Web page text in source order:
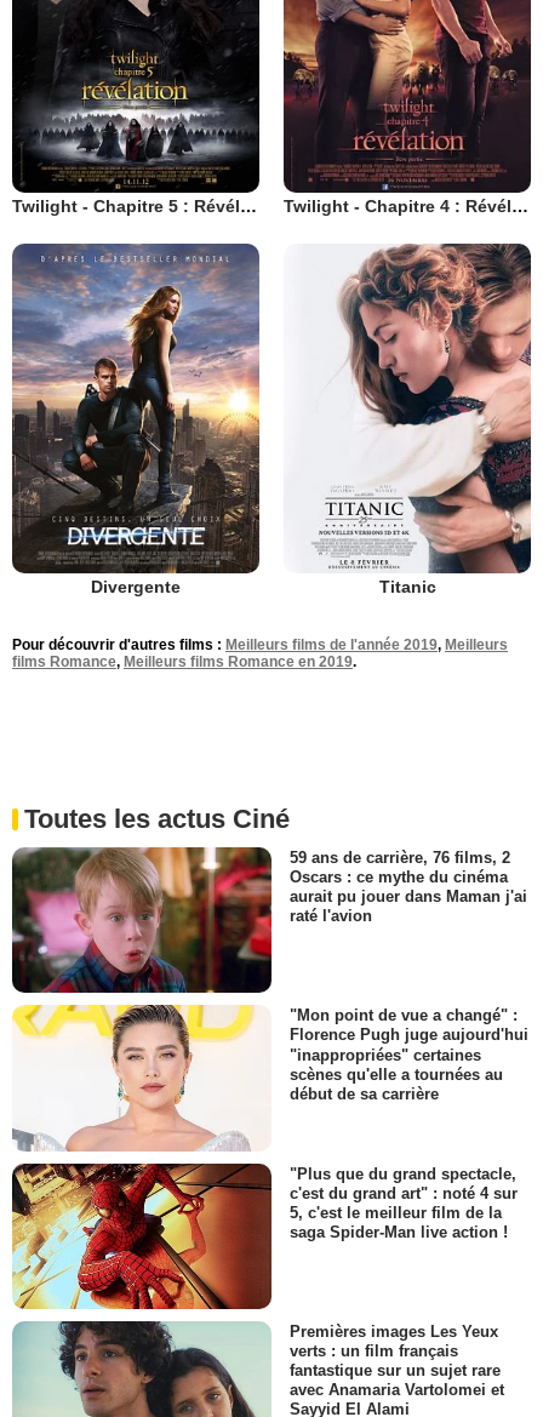
Twilight - Chapitre 5 : Révélation 2e partie Twilight - Chapitre 4 : Révélation 1ère partie
Divergente Titanic
Pour découvrir d'autres films : Meilleurs films de l'année 2019, Meilleurs
films Romance, Meilleurs films Romance en 2019.
Toutes les actus Ciné
59 ans de carrière, 76 films, 2
Oscars : ce mythe du cinéma
aurait pu jouer dans Maman j'ai
raté l'avion
"Mon point de vue a changé" :
Florence Pugh juge aujourd'hui
"inappropriées" certaines
scènes qu'elle a tournées au
début de sa carrière
"Plus que du grand spectacle,
c'est du grand art" : noté 4 sur
5, c'est le meilleur film de la
saga Spider-Man live action !
Premières images Les Yeux
verts : un film français
fantastique sur un sujet rare
avec Anamaria Vartolomei et
Sayyid El Alami